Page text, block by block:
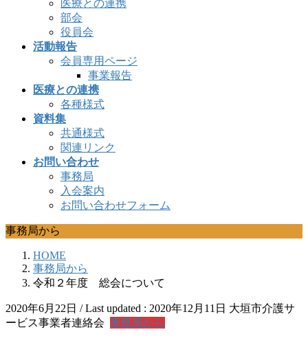
医療との連携
部会
役員会
活動報告
会員専用ページ
事業報告
医療との連携
各種様式
資料集
共通様式
関連リンク
お問い合わせ
事務局
入会案内
お問い合わせフォーム
事務局から
HOME
事務局から
令和２年度 総会について
2020年6月22日 / Last updated : 2020年12月11日 大垣市介護サ
ービス事業者連絡会 事務局から